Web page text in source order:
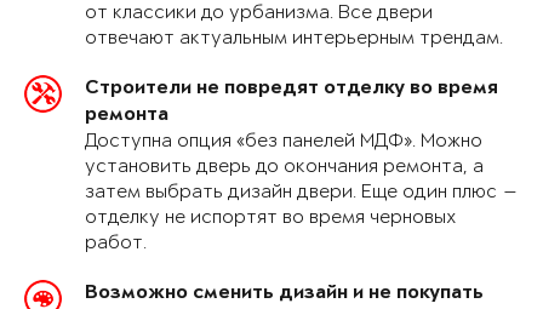
от классики до урбанизма. Все двери
отвечают актуальным интерьерным трендам.
Строители не повредят отделку во время
ремонта
Доступна опция «без панелей МДФ». Можно
установить дверь до окончания ремонта, а
затем выбрать дизайн двери. Еще один плюс —
отделку не испортят во время черновых
работ.
Возможно сменить дизайн и не покупать